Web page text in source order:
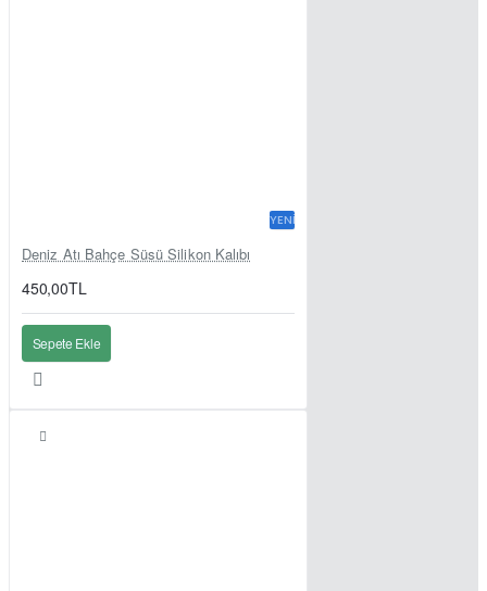
YENI
Deniz Atı Bahçe Süsü Silikon Kalıbı
450,00TL
Sepete Ekle